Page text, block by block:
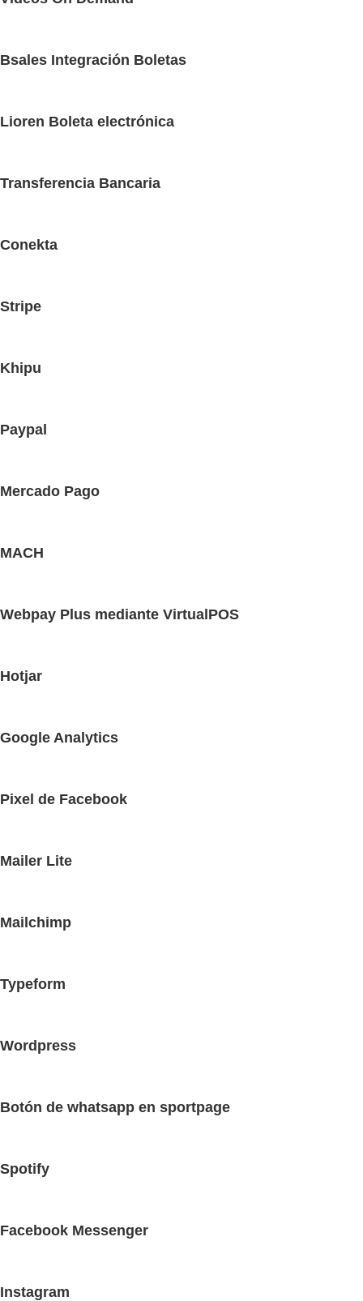
Bsales Integración Boletas
Lioren Boleta electrónica
Transferencia Bancaria
Conekta
Stripe
Khipu
Paypal
Mercado Pago
MACH
Webpay Plus mediante VirtualPOS
Hotjar
Google Analytics
Pixel de Facebook
Mailer Lite
Mailchimp
Typeform
Wordpress
Botón de whatsapp en sportpage
Spotify
Facebook Messenger
Instagram